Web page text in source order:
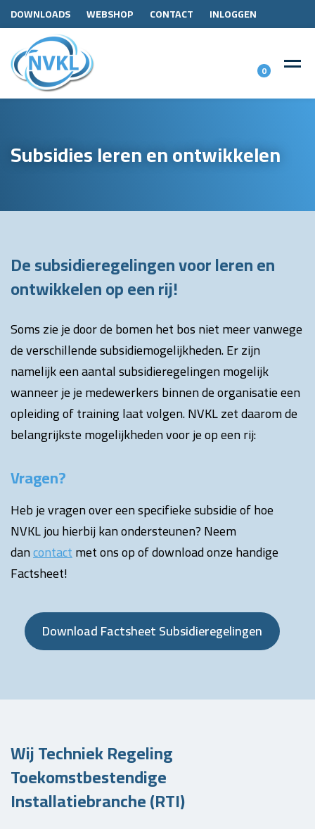
DOWNLOADS WEBSHOP CONTACT INLOGGEN
0
Subsidies leren en ontwikkelen
De subsidieregelingen voor leren en
ontwikkelen op een rij!
Soms zie je door de bomen het bos niet meer vanwege
de verschillende subsidiemogelijkheden. Er zijn
namelijk een aantal subsidieregelingen mogelijk
wanneer je je medewerkers binnen de organisatie een
opleiding of training laat volgen. NVKL zet daarom de
belangrijkste mogelijkheden voor je op een rij:
Vragen?
Heb je vragen over een specifieke subsidie of hoe
NVKL jou hierbij kan ondersteunen? Neem
dancontactmet ons op ofdownload onze handige
Factsheet!
Download Factsheet Subsidieregelingen
Wij Techniek Regeling
Toekomstbestendige
Installatiebranche (RTI)